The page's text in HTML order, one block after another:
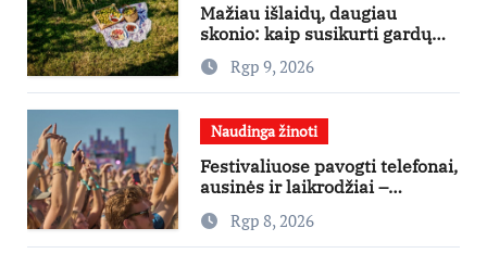
Mažiau išlaidų, daugiau
skonio: kaip susikurti gardų
pikniką iš vos kelių produktų
Rgp 9, 2026
Naudinga žinoti
Festivaliuose pavogti telefonai,
ausinės ir laikrodžiai –
ekspertai primena apie
didžiausias finansines rizikas
Rgp 8, 2026